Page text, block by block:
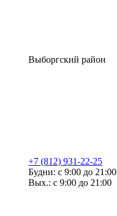
Выборгский район
+7 (812) 931-22-25
Будни: с 9:00 до 21:00
Вых.: с 9:00 до 21:00